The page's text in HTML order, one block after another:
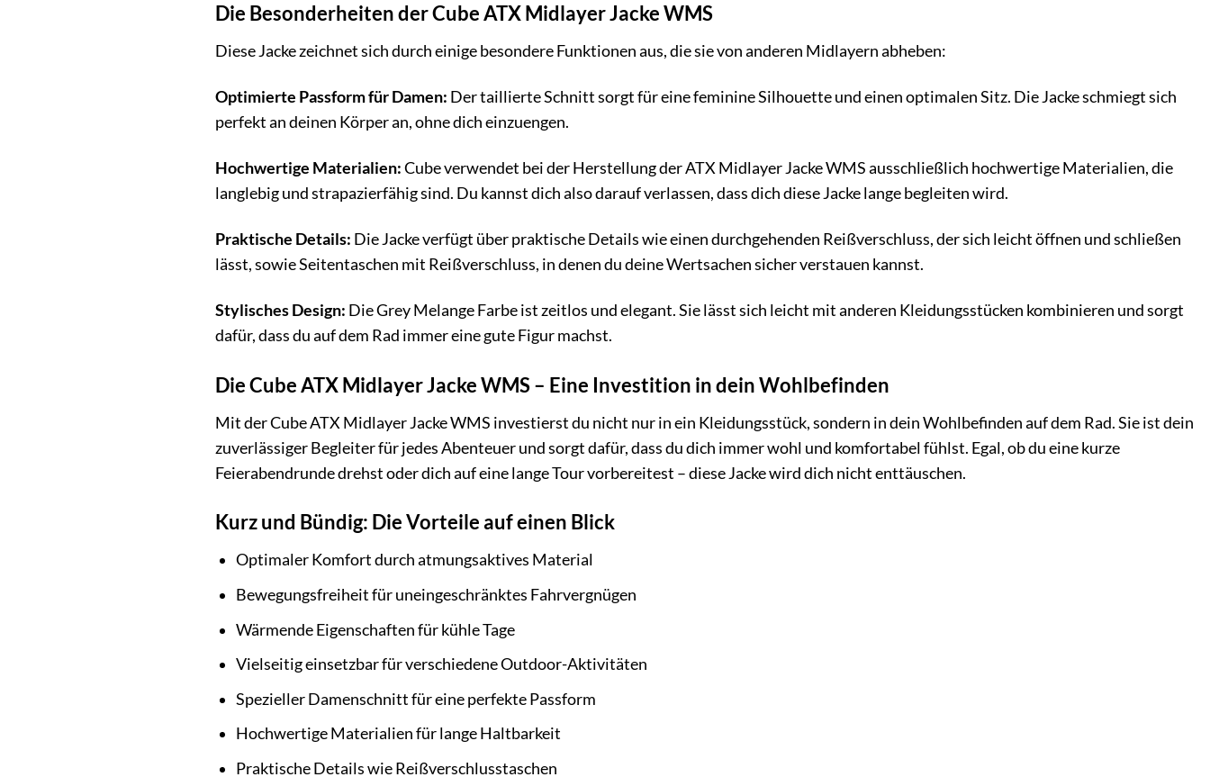
Die Besonderheiten der Cube ATX Midlayer Jacke WMS
Diese Jacke zeichnet sich durch einige besondere Funktionen aus, die sie von anderen Midlayern abheben:
Optimierte Passform für Damen: Der taillierte Schnitt sorgt für eine feminine Silhouette und einen optimalen Sitz. Die Jacke schmiegt sich
perfekt an deinen Körper an, ohne dich einzuengen.
Hochwertige Materialien:Cube verwendet bei der Herstellung der ATX Midlayer Jacke WMS ausschließlich hochwertige Materialien, die
langlebig und strapazierfähig sind. Du kannst dich also darauf verlassen, dass dich diese Jacke lange begleiten wird.
Praktische Details: Die Jacke verfügt über praktische Details wie einen durchgehenden Reißverschluss, der sich leicht öffnen und schließen
lässt, sowie Seitentaschen mit Reißverschluss, in denen du deine Wertsachen sicher verstauen kannst.
Stylisches Design: Die Grey Melange Farbe ist zeitlos und elegant. Sie lässt sich leicht mit anderen Kleidungsstücken kombinieren und sorgt
dafür, dass du auf dem Rad immer eine gute Figur machst.
Die Cube ATX Midlayer Jacke WMS – Eine Investition in dein Wohlbefinden
Mit der Cube ATX Midlayer Jacke WMS investierst du nicht nur in ein Kleidungsstück, sondern in dein Wohlbefinden auf dem Rad. Sie ist dein
zuverlässiger Begleiter für jedes Abenteuer und sorgt dafür, dass du dich immer wohl und komfortabel fühlst. Egal, ob du eine kurze
Feierabendrunde drehst oder dich auf eine lange Tour vorbereitest – diese Jacke wird dich nicht enttäuschen.
Kurz und Bündig: Die Vorteile auf einen Blick
Optimaler Komfort durch atmungsaktives Material
Bewegungsfreiheit für uneingeschränktes Fahrvergnügen
Wärmende Eigenschaften für kühle Tage
Vielseitig einsetzbar für verschiedene Outdoor-Aktivitäten
Spezieller Damenschnitt für eine perfekte Passform
Hochwertige Materialien für lange Haltbarkeit
Praktische Details wie Reißverschlusstaschen